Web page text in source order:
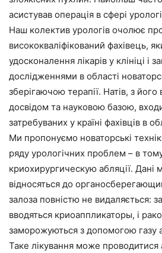
асистував операція в сфері
Наш колектив урологів очолює
висококваліфікований фахівець,
удосконалення лікарів у клініці і
дослідженнями в області
зберігаючою терапії. Натів, з
досвідом та науковою базою,
затребуваних у країні фахівців в
Ми пропонуємо новаторські
ряду урологічних проблем – в тому
криохирургическую абляції. Дані
відносяться до
залоза повністю не видаляється:
вводяться криоаппликаторы, і
заморожуються з допомогою газу
Таке лікування може